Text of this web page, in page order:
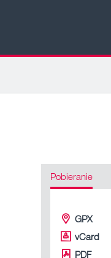
Pobieranie
GPX
vCard
PDF